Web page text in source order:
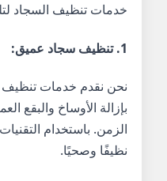
خدمات تنظيف السجاد
1. تنظيف سجاد عميق:
نحن نقدم خدمات
بإزالة الأوساخ والبقع
الزمن. باستخدام
نظيفًا وصحيًا.